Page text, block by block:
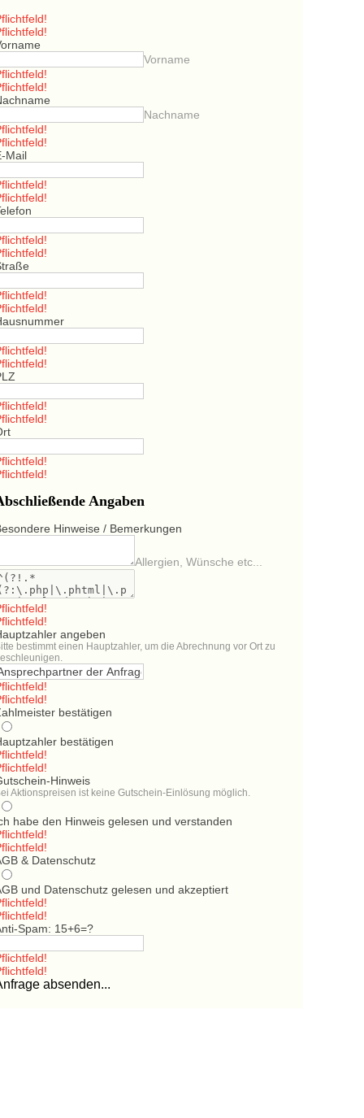
Vorname
Nachname
Mail
Angaben
Hinweise / Bemerkungen
Allergien, Wünsche etc...
angeben
bestimmt einen Hauptzahler, um die Abrechnung vor Ort zu
bestätigen
bestätigen
Hinweis
Aktionspreisen ist keine Gutschein-Einlösung möglich.
habe den Hinweis gelesen und verstanden
& Datenschutz
und Datenschutz gelesen und akzeptiert
Spam: 15+6=?
absenden...